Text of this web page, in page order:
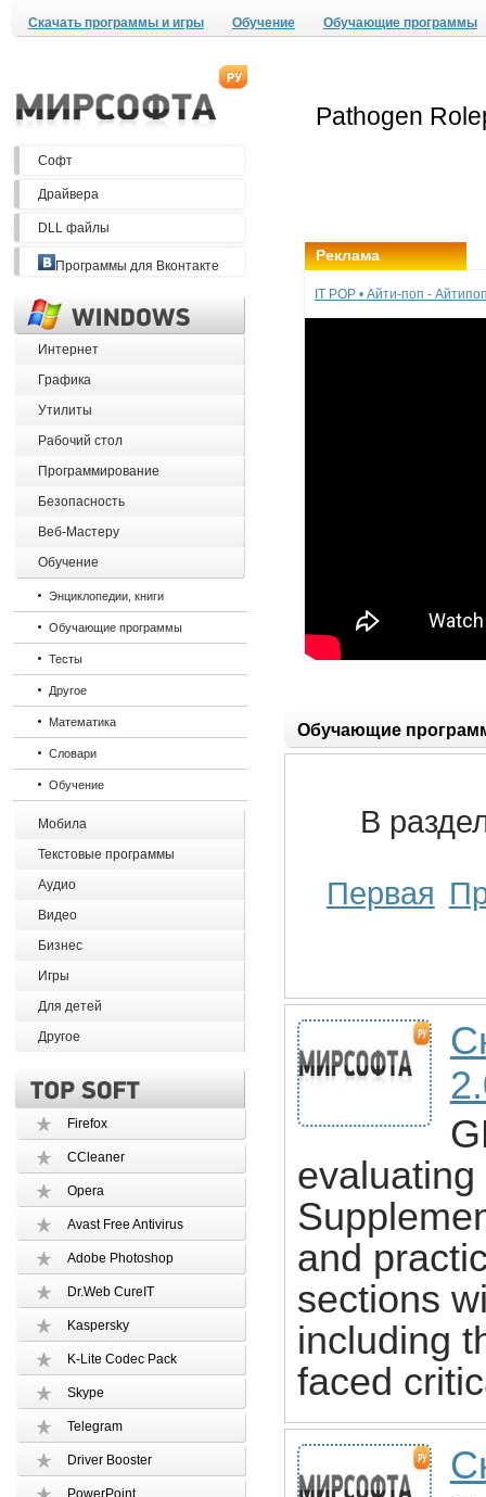
Скачать программы и игры Обучение Обучающие программы
Софт
Драйвера
DLL файлы
Программы для Вконтакте
Интернет
Графика
Утилиты
Рабочий стол
Программирование
Безопасность
Веб-Мастеру
Обучение
Энциклопедии, книги
Обучающие программы
Тесты
Другое
Математика
Словари
Обучение
Мобила
Текстовые программы
Аудио
Видео
Бизнес
Игры
Для детей
Другое
Firefox
CCleaner
Opera
Avast Free Antivirus
Adobe Photoshop
Dr.Web CureIT
Kaspersky
K-Lite Codec Pack
Skype
Telegram
Driver Booster
PowerPoint
Реклама
IT POP • Айти-поп -
Обучающие
В
Первая
and
sections
including
faced